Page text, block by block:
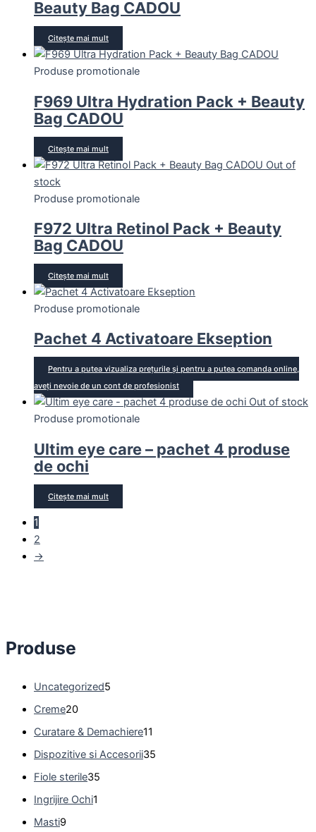
Produse
Uncategorized5
Creme20
Curatare & Demachiere11
Dispozitive si Accesorii35
Fiole sterile35
Ingrijire Ochi1
Masti9
Beauty Bag CADOU
Citește mai mult
Produse promotionale
F969 Ultra Hydration Pack + Beauty
Bag CADOU
Citește mai mult
Out of
stock
Produse promotionale
F972 Ultra Retinol Pack + Beauty
Bag CADOU
Citește mai mult
Produse promotionale
Pachet 4 Activatoare Ekseption
Pentru a putea vizualiza prețurile și pentru a putea comanda online,
aveți nevoie de un cont de profesionist
Out of stock
Produse promotionale
Ultim eye care – pachet 4 produse
de ochi
Citește mai mult
1
2
→